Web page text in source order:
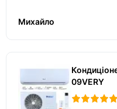
Михайло
09VERY